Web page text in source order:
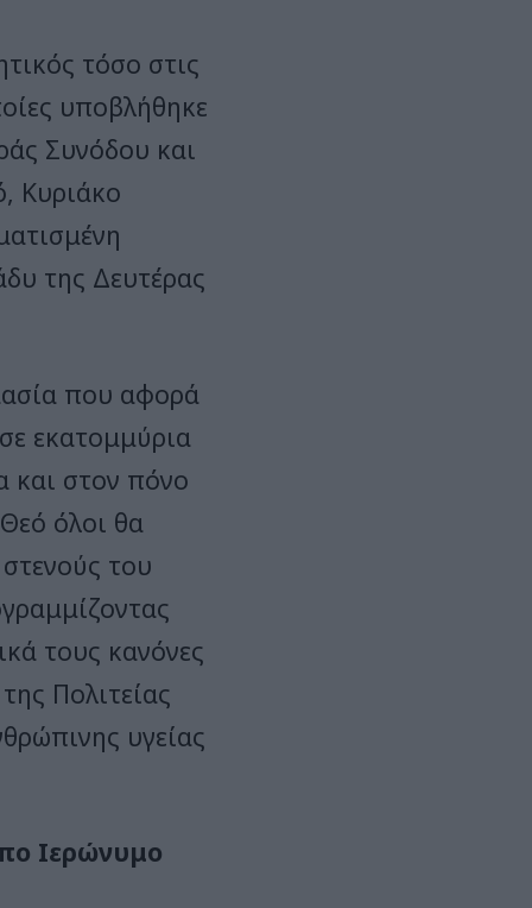
τόσο στις
υποβλήθηκε
Συνόδου και
Κυριάκο
της Δευτέρας
που αφορά
εκατομμύρια
και στον πόνο
όλοι θα
του
τους κανόνες
Πολιτείας
υγείας
Ιερώνυμο